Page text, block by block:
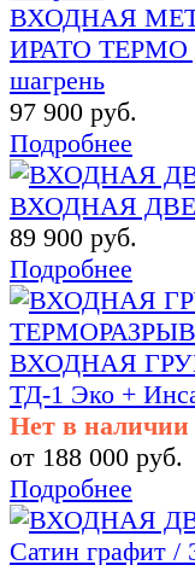
ВХОДНАЯ
ИРАТО ТЕРМО
шагрень
97 900 руб.
Подробнее
ВХОДНАЯ
89 900 руб.
Подробнее
ВХОДНАЯ
ТД-1 Эко +
Нет в наличии
от 188 000 руб.
Подробнее